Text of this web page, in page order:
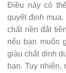
Điều này có
quyết định
chất nền đắt
nếu bạn muốn
giàu chất dinh
bạn. Tuy nhiên,